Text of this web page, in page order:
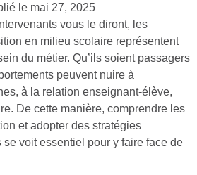
le mai 27, 2025
vous le diront, les
en milieu scolaire représentent
du métier. Qu’ils soient passagers
peuvent nuire à
à la relation enseignant-élève,
De cette manière, comprendre les
et adopter des stratégies
se voit essentiel pour y faire face de